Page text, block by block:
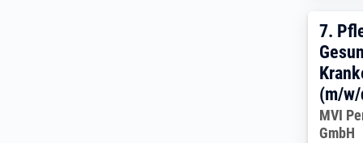
7.
7.
(m/
MVI
GmbH